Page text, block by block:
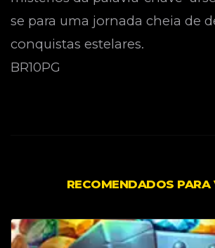
se para uma jornada cheia de
conquistas estelares.
BR10PG
RECOMENDADOS PARA